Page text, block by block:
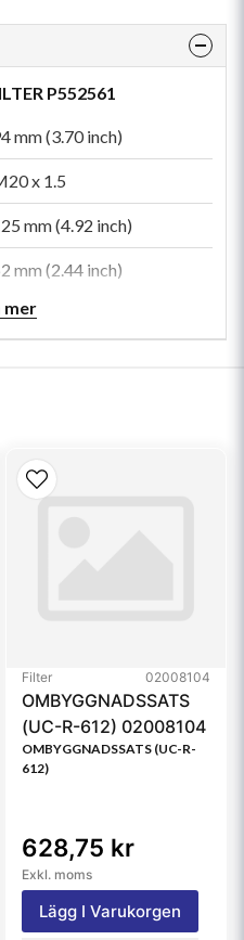
P552561
mm (3.70 inch)
x 1.5
mm (4.92 inch)
mm (2.44 inch)
mm (2.13 inch)
bar (213 psi)
Spin-On
517951, 5I7951,
25107,
3195093000,
ME035343,
J8620393, Z769,
mer
Filter 02008104
OMBYGGNADSSATS
(UC-R-612) 02008104
OMBYGGNADSSATS (UC-R-
612)
628,75 kr
Exkl. moms
Lägg I Varukorgen